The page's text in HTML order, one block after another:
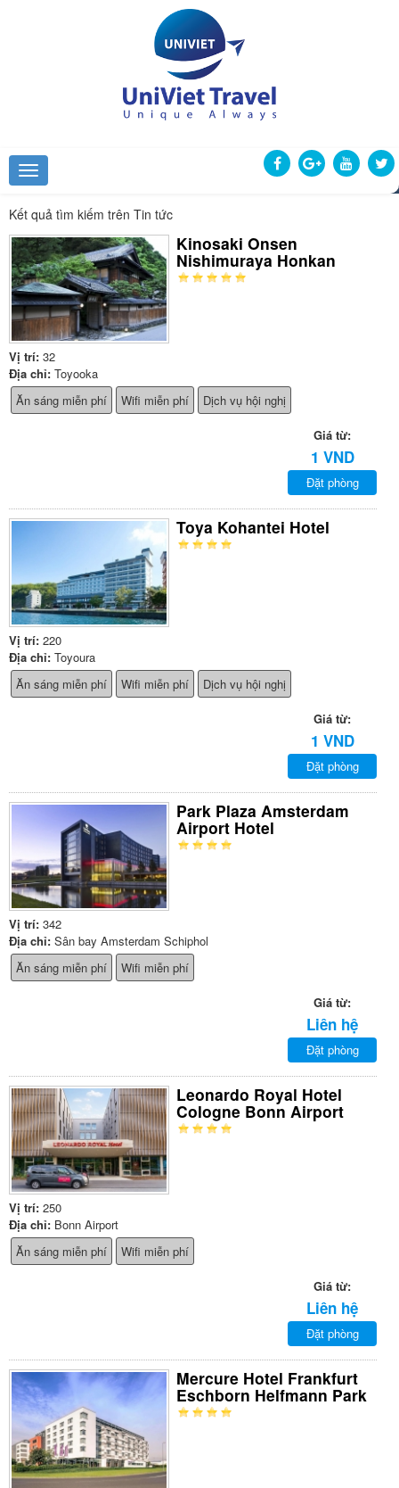
Kết quả tìm kiếm trên Tin tức
Kinosaki Onsen
Nishimuraya Honkan
Vị trí: 32
Địa chỉ: Toyooka
Ăn sáng miễn phí
Wifi miễn phí Dịch vụ hội nghị
Giá từ:
1 VND
Đặt phòng
Toya Kohantei Hotel
Vị trí: 220
Địa chỉ: Toyoura
Ăn sáng miễn phí
Wifi miễn phí Dịch vụ hội nghị
Giá từ:
1 VND
Đặt phòng
Park Plaza Amsterdam
Airport Hotel
Vị trí: 342
Địa chỉ: Sân bay Amsterdam Schiphol
Ăn sáng miễn phí
Wifi miễn phí
Giá từ:
Liên hệ
Đặt phòng
Leonardo Royal Hotel
Cologne Bonn Airport
Vị trí: 250
Địa chỉ: Bonn Airport
Ăn sáng miễn phí
Wifi miễn phí
Giá từ:
Liên hệ
Đặt phòng
Mercure Hotel Frankfurt
Eschborn Helfmann Park